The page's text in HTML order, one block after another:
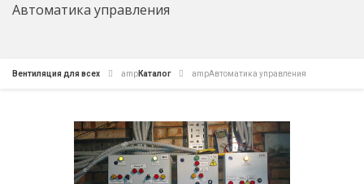
Автоматика управления
Вентиляция для всех ampКаталог ampАвтоматика управления